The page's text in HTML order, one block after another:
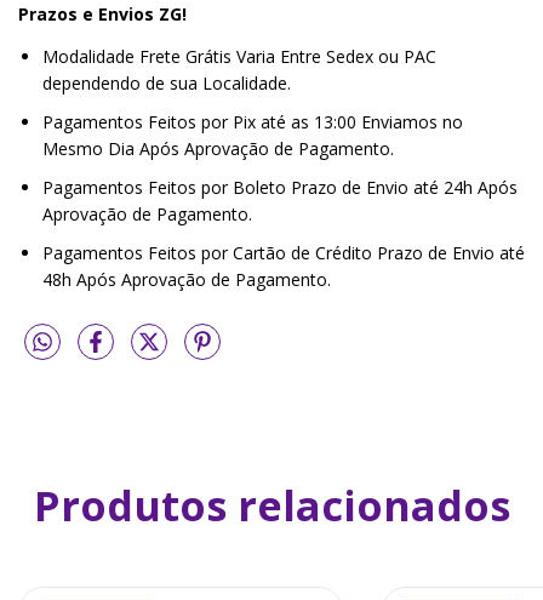
Prazos e Envios ZG!
Modalidade Frete Grátis Varia Entre Sedex ou PAC
dependendo de sua Localidade.
Pagamentos Feitos por Pix até as 13:00 Enviamos no
Mesmo Dia Após Aprovação de Pagamento.
Pagamentos Feitos por Boleto Prazo de Envio até 24h Após
Aprovação de Pagamento.
Pagamentos Feitos por Cartão de Crédito Prazo de Envio até
48h Após Aprovação de Pagamento.
Produtos relacionados